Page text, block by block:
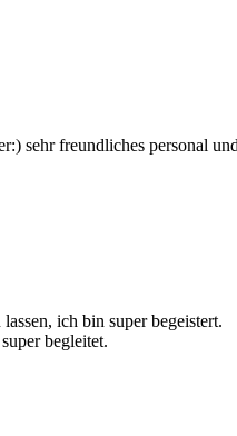
sehr freundliches personal
ich bin super begeistert.
begleitet.